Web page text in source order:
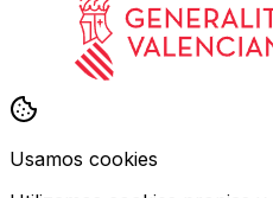
Usamos cookies